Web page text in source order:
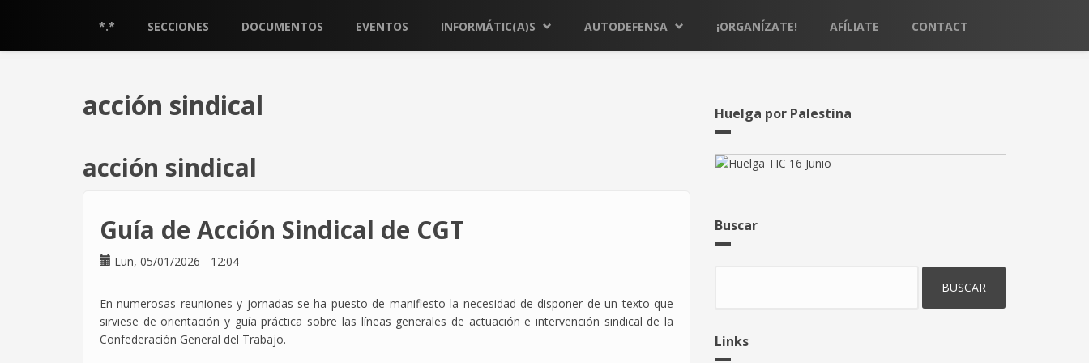
*.* SECCIONES DOCUMENTOS EVENTOS INFORMÁTIC(A)S AUTODEFENSA ¡ORGANÍZATE! AFÍLIATE CONTACT
acción sindical
acción sindical
Guía de Acción Sindical de CGT
Lun, 05/01/2026 - 12:04
En numerosas reuniones y jornadas se ha puesto de manifiesto la necesidad de disponer de un texto que
sirviese de orientación y guía práctica sobre las líneas generales de actuación e intervención sindical de la
Confederación General del Trabajo.
Huelga por Palestina
Buscar
Links